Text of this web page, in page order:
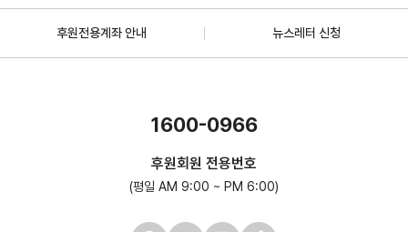
후원전용계좌 안내 뉴스레터 신청
1600-0966
후원회원 전용번호
(평일 AM 9:00 ~ PM 6:00)